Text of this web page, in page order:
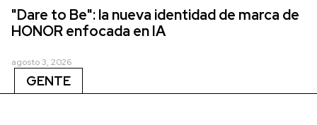
"Dare to Be": la nueva identidad de marca de
HONOR enfocada en IA
agosto 3, 2026
GENTE